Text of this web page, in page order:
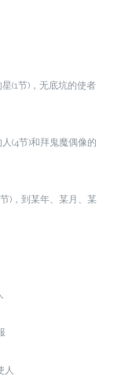
(1节)，无底坑的使者
(4节)和拜鬼魔偶像的
)，到某年、某月、某
人